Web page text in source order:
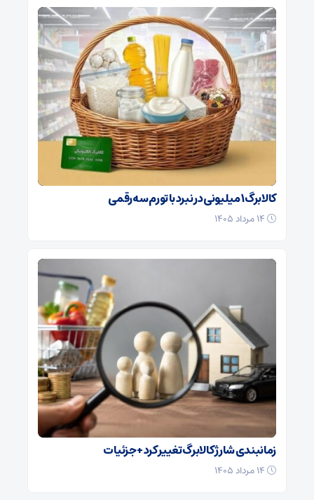
کالابرگ ۱ میلیونی در نبرد با تورم سه‌رقمی
زمانبندی شارژ کالابرگ تغییر کرد + جزئیات